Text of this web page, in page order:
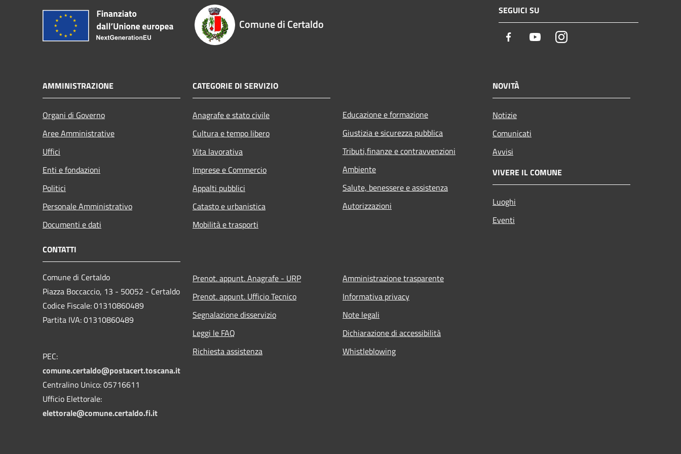
Comune di Certaldo
SEGUICI SU
Facebook YoutubeInstagram
AMMINISTRAZIONE
Organi di Governo
Aree Amministrative
Uffici
Enti e fondazioni
Politici
Personale Amministrativo
Documenti e dati
CATEGORIE DI SERVIZIO
Anagrafe e stato civile
Cultura e tempo libero
Vita lavorativa
Imprese e Commercio
Appalti pubblici
Catasto e urbanistica
Mobilità e trasporti
Educazione e formazione
Giustizia e sicurezza pubblica
Tributi,finanze e contravvenzioni
Ambiente
Salute, benessere e assistenza
Autorizzazioni
NOVITÀ
Notizie
Comunicati
Avvisi
VIVERE IL COMUNE
Luoghi
Eventi
CONTATTI
Comune di Certaldo
Piazza Boccaccio, 13 - 50052 - Certaldo
Codice Fiscale: 01310860489
Partita IVA: 01310860489
PEC:
comune.certaldo@postacert.toscana.it
Centralino Unico: 05716611
Ufficio Elettorale:
elettorale@comune.certaldo.fi.it
Prenot. appunt. Anagrafe - URP
Prenot. appunt. Ufficio Tecnico
Segnalazione disservizio
Leggi le FAQ
Richiesta assistenza
Amministrazione trasparente
Informativa privacy
Note legali
Dichiarazione di accessibilità
Whistleblowing